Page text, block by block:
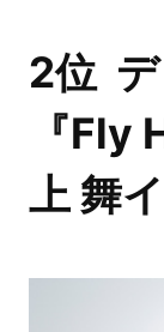
2位
『Fly
上 舞